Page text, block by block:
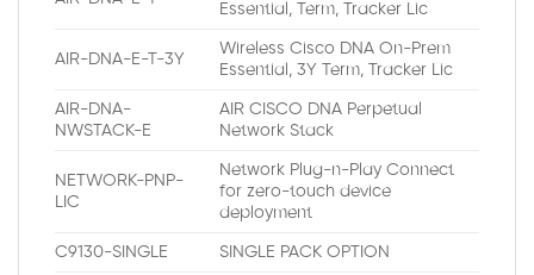
Essential, Term, Tracker Lic
AIR-DNA-E-T-3Y
Wireless Cisco DNA On-Prem
Essential, 3Y Term, Tracker Lic
AIR-DNA-
NWSTACK-E
AIR CISCO DNA Perpetual
Network Stack
NETWORK-PNP-
LIC
Network Plug-n-Play Connect
for zero-touch device
deployment
C9130-SINGLE SINGLE PACK OPTION